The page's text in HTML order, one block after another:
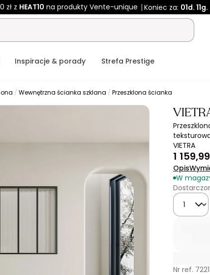
zł z HEAT10 na produkty Vente-unique Koniec za: 01d. 11g.
Inspiracje & porady Strefa Prestige
Wewnętrzna ścianka szklana Przeszklona ścianka
VIETRA
1
Opis
W
Ilość
Nr ref.